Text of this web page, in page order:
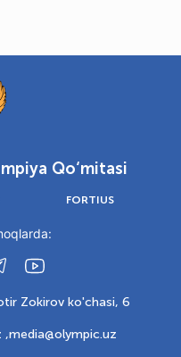
Qo‘mitasi
FORTIUS
Zokirov ko'chasi, 6
,media@olympic.uz